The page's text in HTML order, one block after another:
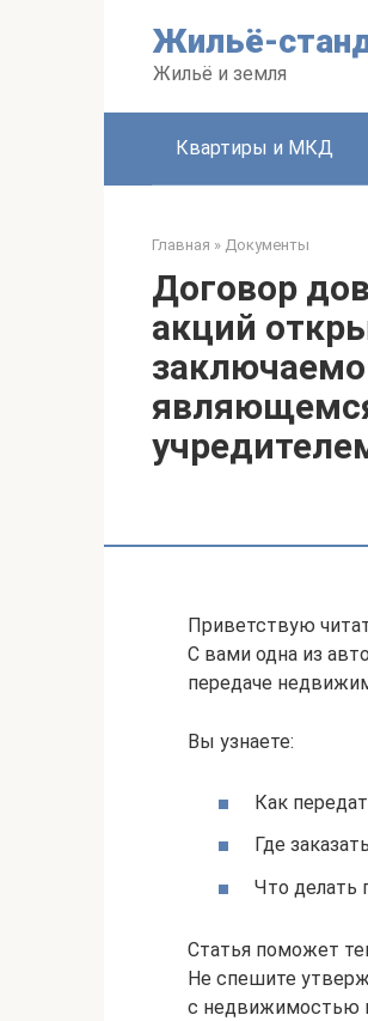
Жильё-
Жильё и земля
Квартиры и МКД
Главная » Документы
Договор
акций
Приветствую
С вами одна из
передаче
Вы узнаете:
Как
Где
Что делать
Статья поможет
Не спешите
с недвижимостью